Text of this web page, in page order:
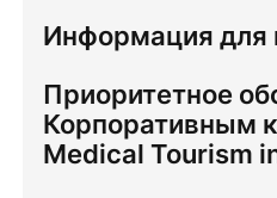
Информация для
Приоритетное
Корпоративным
Medical Tourism